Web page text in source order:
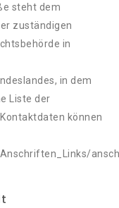
steht dem
zuständigen
in
in dem
Liste der
können